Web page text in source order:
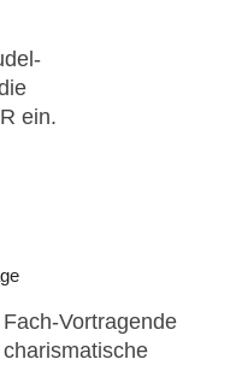
ein.
Vortragende